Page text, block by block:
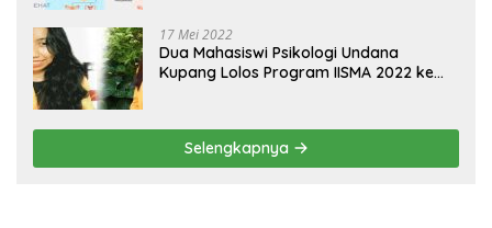
17 Mei 2022
Dua Mahasiswi Psikologi Undana
Kupang Lolos Program IISMA 2022 ke
Selengkapnya